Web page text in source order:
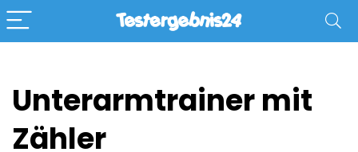
Unterarmtrainer mit
Zähler